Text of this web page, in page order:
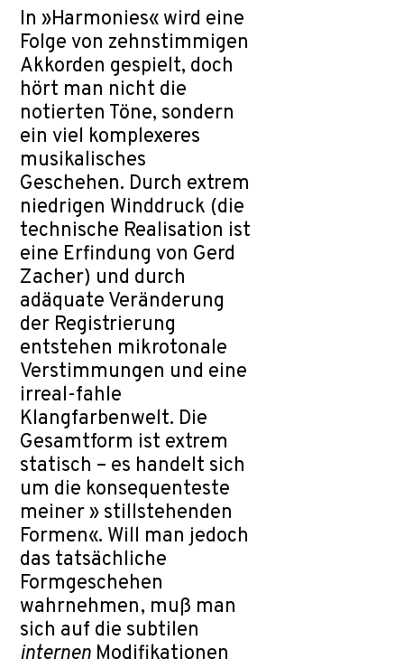
In »Harmonies« wird eine
Folge von zehnstimmigen
Akkorden gespielt, doch
hört man nicht die
notierten Töne, sondern
ein viel komplexeres
musikalisches
Geschehen. Durch extrem
niedrigen Winddruck (die
technische Realisation ist
eine Erfindung von Gerd
Zacher) und durch
adäquate Veränderung
der Registrierung
entstehen mikrotonale
Verstimmungen und eine
irreal-fahle
Klangfarbenwelt. Die
Gesamtform ist extrem
statisch – es handelt sich
um die konsequenteste
meiner » stillstehenden
Formen«. Will man jedoch
das tatsächliche
Formgeschehen
wahrnehmen, muß man
sich auf die subtilen
internen Modifikationen